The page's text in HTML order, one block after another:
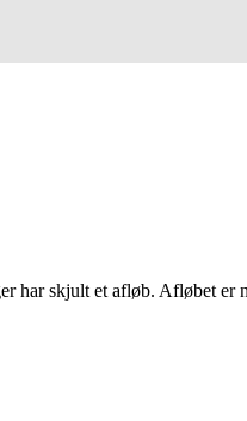
skjult et afløb. Afløbet er